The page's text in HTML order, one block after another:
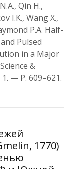
Qin H.,
I.K., Wang X.,
P.A. Half-
Pulsed
in a Major
&
— P. 609–621.
1770)